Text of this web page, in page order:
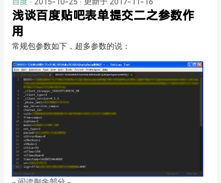
浅谈百度贴吧表单提交二之参数作
用
常规包参数如下，超多参数的说：